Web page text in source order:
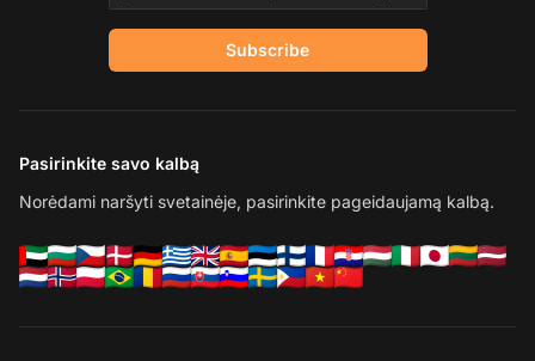
Subscribe
Pasirinkite savo kalbą
Norėdami naršyti svetainėje, pasirinkite pageidaujamą kalbą.